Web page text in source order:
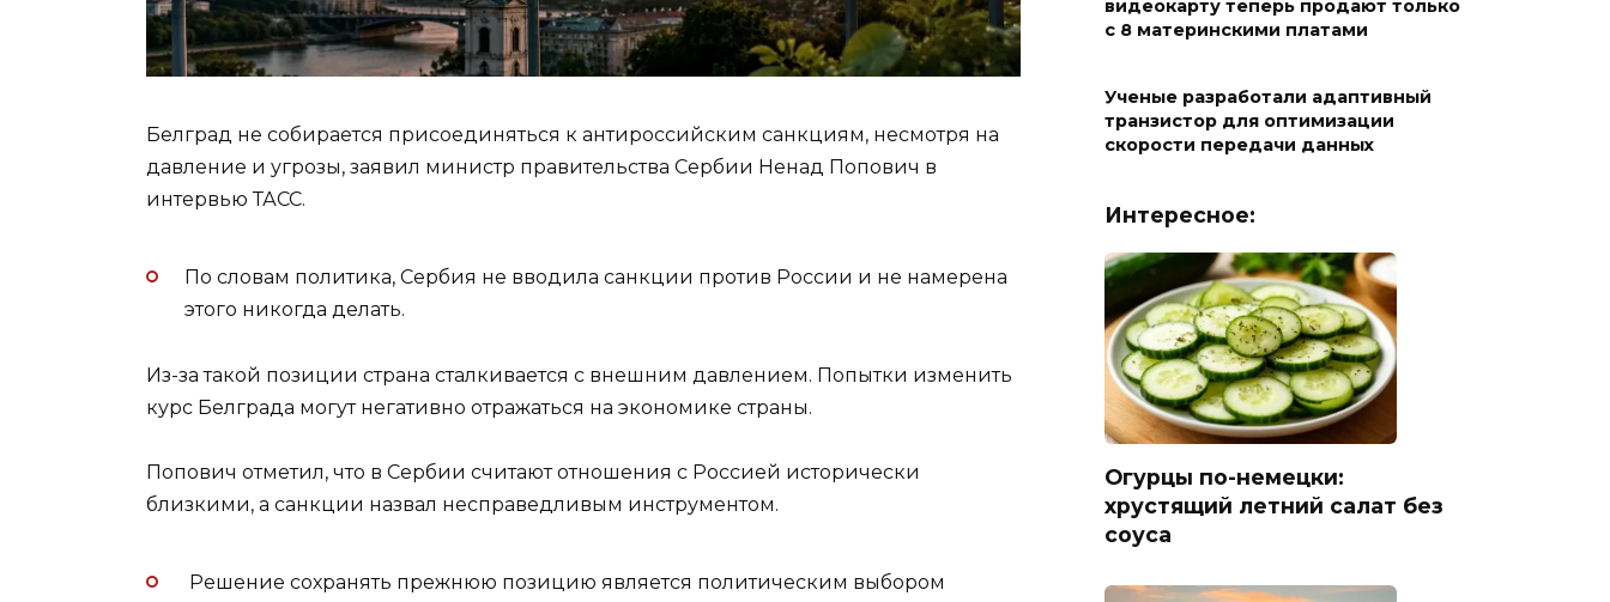
Белград не собирается присоединяться к антироссийским санкциям, несмотря на
давление и угрозы, заявил министр правительства Сербии Ненад Попович в
интервью ТАСС.
По словам политика, Сербия не вводила санкции против России и не намерена
этого никогда делать.
Из-за такой позиции страна сталкивается с внешним давлением. Попытки изменить
курс Белграда могут негативно отражаться на экономике страны.
Попович отметил, что в Сербии считают отношения с Россией исторически
близкими, а санкции назвал несправедливым инструментом.
Решение сохранять прежнюю позицию является политическим выбором
видеокарту теперь продают только
с 8 материнскими платами
Ученые разработали адаптивный
транзистор для оптимизации
скорости передачи данных
Интересное:
Огурцы по-немецки:
хрустящий летний салат без
соуса